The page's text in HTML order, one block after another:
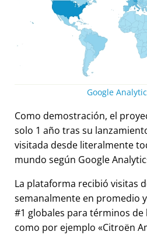
Google
Como demostración, el
solo 1 año tras su
visitada desde literalmente
mundo según Google
La plataforma recibió visitas
semanalmente en promedio
#1 globales para términos
como por ejemplo
Citroën